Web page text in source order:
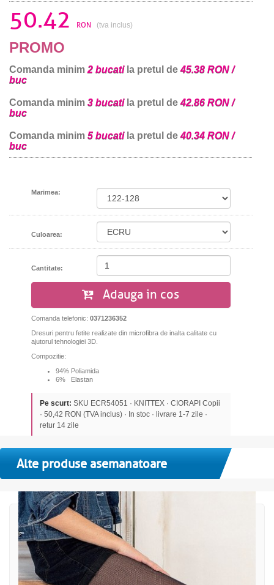
50.42 RON (tva inclus)
PROMO
Comanda minim 2 bucatila pretul de45.38 RON /
buc
Comanda minim 3 bucatila pretul de42.86 RON /
buc
Comanda minim 5 bucatila pretul de40.34 RON /
buc
Marimea:
Culoarea:
Cantitate:
Adauga in cos
Comanda telefonic: 0371236352
Dresuri pentru fetite realizate din microfibra de inalta calitate cu
ajutorul tehnologiei 3D.
Compozitie:
94% Poliamida
6% Elastan
Pe scurt: SKU ECR54051 · KNITTEX · CIORAPI Copii
· 50,42 RON (TVA inclus) · In stoc · livrare 1-7 zile ·
retur 14 zile
Alte produse asemanatoare